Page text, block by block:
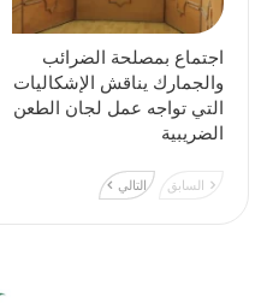
اجتماع بمصلحة الضرائب
والجمارك يناقش الإشكاليات
التي تواجه عمل لجان الطعن
الضريبية
السابق التالي